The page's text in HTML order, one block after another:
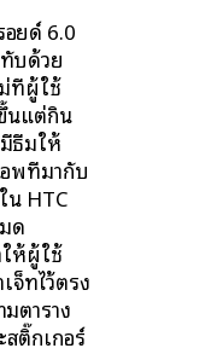
ยด์ 6.0
บด้วย
ที่ผู้ใช้
นแต่กิน
ธีมให้
พที่มากับ
น HTC
ด
ห้ผู้ใช้
จ็ทไว้ตรง
ตาราง
ติ๊กเกอร์